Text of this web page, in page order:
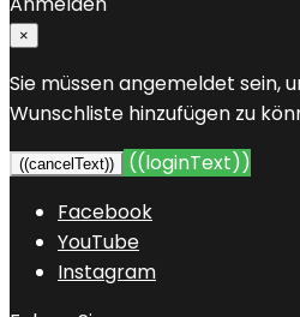
×
Sie müssen angemeldet sein,
Wunschliste hinzufügen zu
((cancelText))
((loginText))
Facebook
YouTube
Instagram